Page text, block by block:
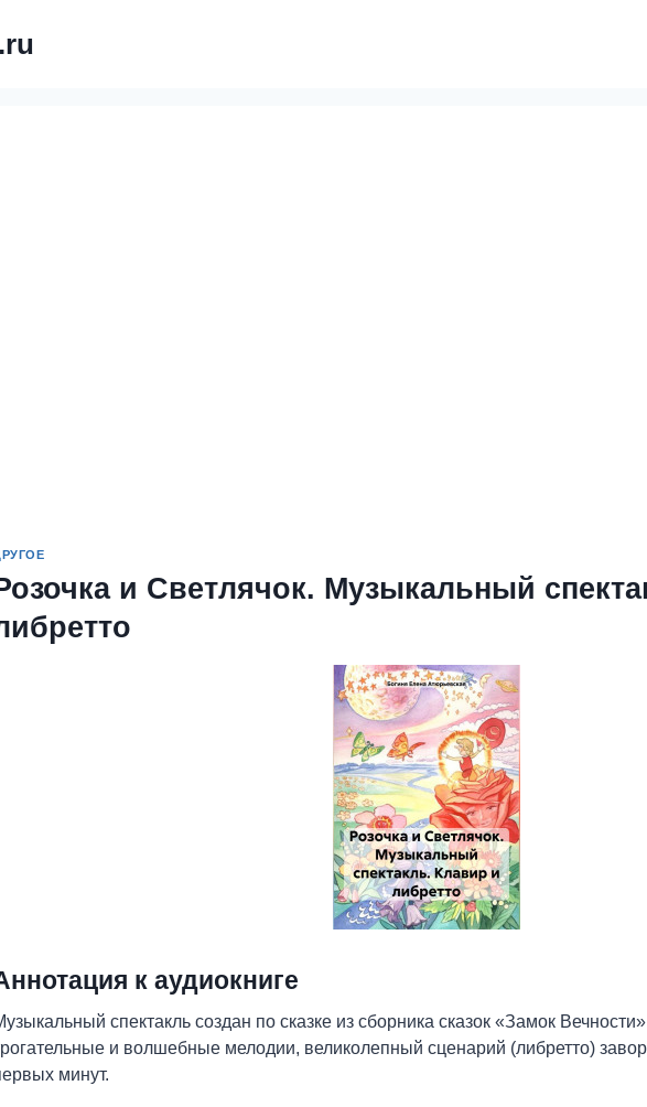
и Светлячок. Музыкальный
к аудиокниге
спектакль создан по сказке из сборника сказок «Замок
и волшебные мелодии, великолепный сценарий (либретто)
минут.